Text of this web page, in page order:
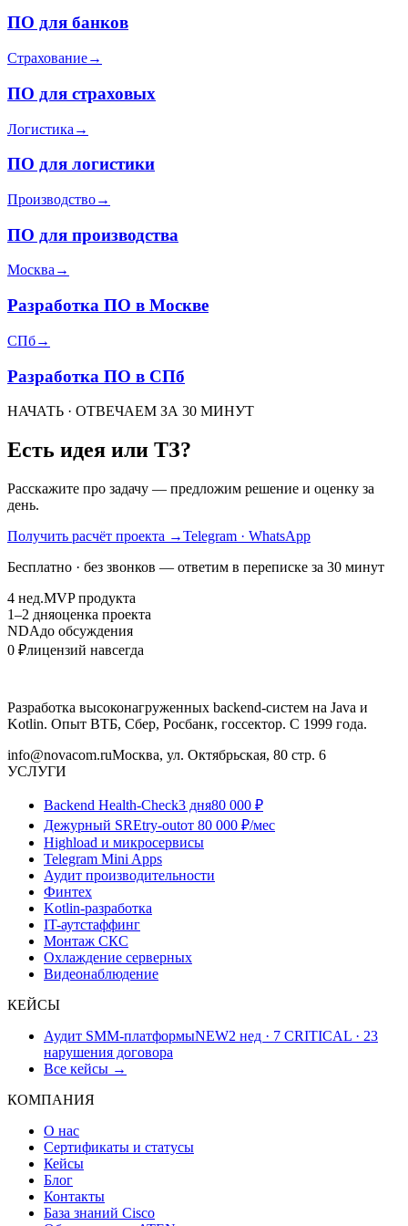
ПО для банков
Страхование→
ПО для страховых
Логистика →
ПО для логистики
Производство→
ПО для производства
Москва→
Разработка ПО в Москве
СПб→
Разработка ПО в СПб
НАЧАТЬ · ОТВЕЧАЕМ ЗА 30 МИНУТ
Есть идея или ТЗ?
Расскажите про задачу — предложим решение и оценку за
день.
Получить расчёт проекта →Telegram · WhatsApp
Бесплатно · без звонков — ответим в переписке за 30 минут
4 нед.MVP продукта
1–2 дняоценка проекта
NDAдо обсуждения
0 ₽лицензий навсегда
Разработка высоконагруженных backend-систем на Java и
Kotlin. Опыт ВТБ, Сбер, Росбанк, госсектор. С 1999 года.
info@novacom.ruМосква, ул. Октябрьская, 80 стр. 6
УСЛУГИ
Backend Health-Check3 дня80 000 ₽
Дежурный SREtry-outот 80 000 ₽/мес
Highload и микросервисы
Telegram Mini Apps
Аудит производительности
Финтех
Kotlin-разработка
IT-аутстаффинг
Монтаж СКС
Охлаждение серверных
Видеонаблюдение
КЕЙСЫ
Аудит SMM-платформыNEW2 нед · 7 CRITICAL · 23
нарушения договора
Все кейсы →
КОМПАНИЯ
О нас
Сертификаты и статусы
Кейсы
Блог
Контакты
База знаний Cisco